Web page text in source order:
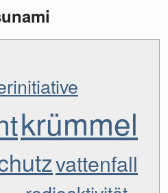
krümmel
vattenfall